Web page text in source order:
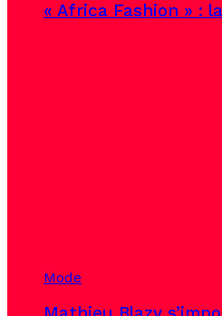
« Africa Fashion » :
Mode